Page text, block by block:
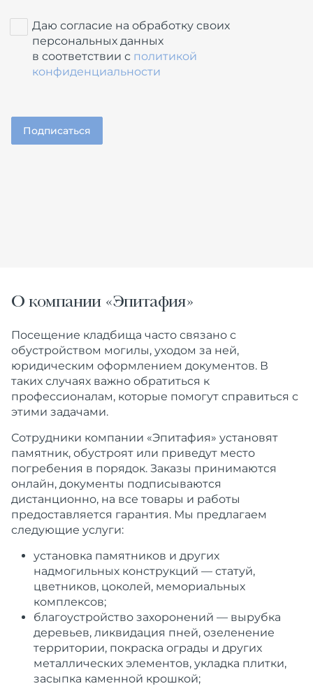
Даю согласие на обработку своих
персональных данных
в соответствии с политикой
конфиденциальности
О компании «Эпитафия»
Посещение кладбища часто связано с
обустройством могилы, уходом за ней,
юридическим оформлением документов. В
таких случаях важно обратиться к
профессионалам, которые помогут справиться с
этими задачами.
Сотрудники компании «Эпитафия» установят
памятник, обустроят или приведут место
погребения в порядок. Заказы принимаются
онлайн, документы подписываются
дистанционно, на все товары и работы
предоставляется гарантия. Мы предлагаем
следующие услуги:
установка памятников и других
надмогильных конструкций — статуй,
цветников, цоколей, мемориальных
комплексов;
благоустройство захоронений — вырубка
деревьев, ликвидация пней, озеленение
территории, покраска ограды и других
металлических элементов, укладка плитки,
засыпка каменной крошкой;